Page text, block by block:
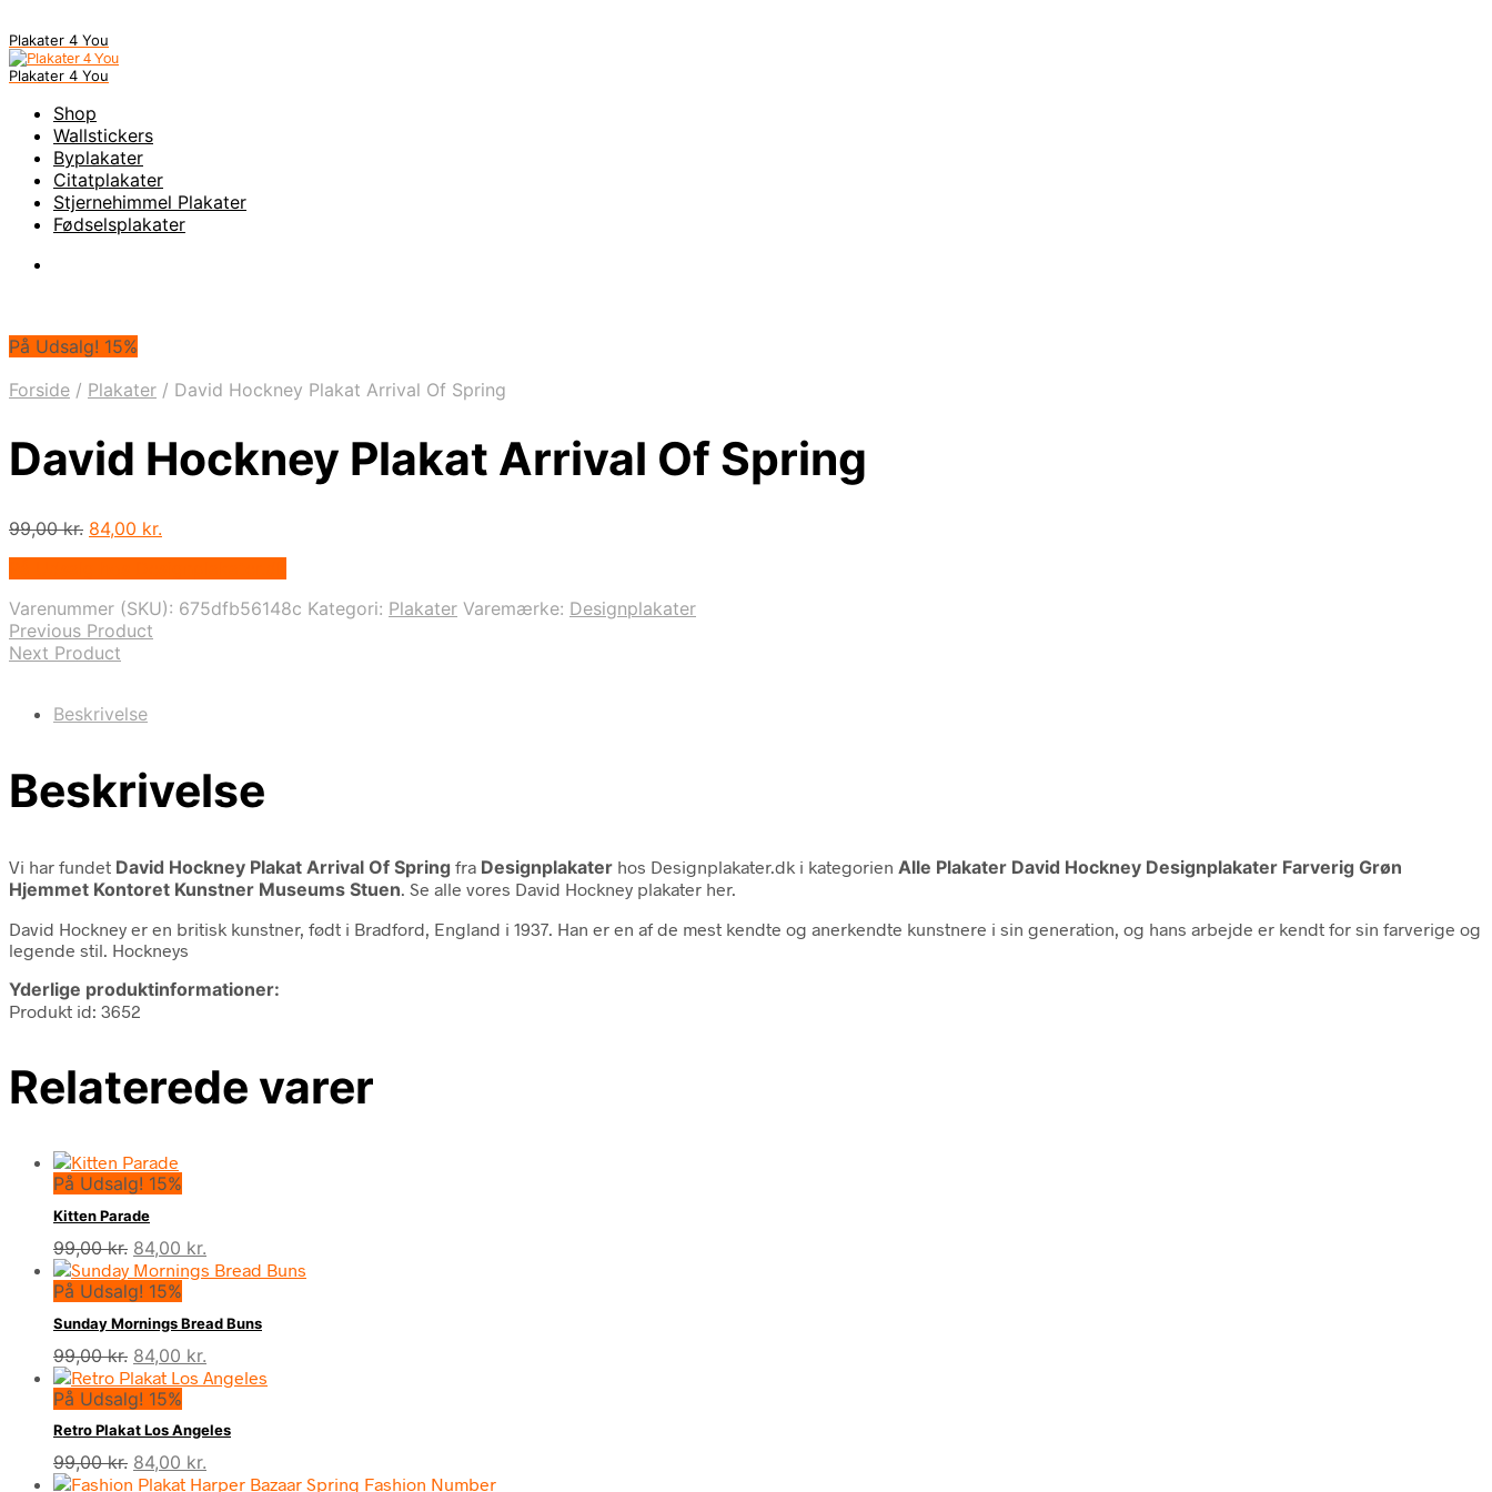
Plakater 4 You
Plakater 4 You
Shop
Wallstickers
Byplakater
Citatplakater
Stjernehimmel Plakater
Fødselsplakater
På Udsalg! 15%
Forside / Plakater / David Hockney Plakat Arrival Of Spring
David Hockney Plakat Arrival Of Spring
99,00kr. Den
99,00 kr..
84,00 kr.
84,00 kr..
Varenummer (SKU): 675dfb56148c Kategori: Plakater Varemærke: Designplakater
Previous Product
Next Product
Beskrivelse
Beskrivelse
Vi har fundet David Hockney Plakat Arrival Of Spring fra Designplakater hos Designplakater.dk i kategorien Alle Plakater David Hockney Designplakater Farverig Grøn
Hjemmet Kontoret Kunstner Museums Stuen . Se alle vores David Hockney plakater her.
David Hockney er en britisk kunstner, født i Bradford, England i 1937. Han er en af de mest kendte og anerkendte kunstnere i sin generation, og hans arbejde er kendt for sin farverige og
legende stil. Hockneys
Yderlige produktinformationer:
Produkt id: 3652
Relaterede varer
På Udsalg! 15%
Kitten Parade
99,00kr. Den
oprindelige
pris
var:
99,00 kr..
84,00 kr.
aktuelle
er:
84,00 kr..
På Udsalg! 15%
Sunday Mornings Bread Buns
99,00kr. Den
oprindelige
pris
var:
99,00 kr..
84,00 kr.
aktuelle
er:
84,00 kr..
På Udsalg! 15%
Retro Plakat Los Angeles
99,00kr. Den
oprindelige
84,00 kr.
aktuelle